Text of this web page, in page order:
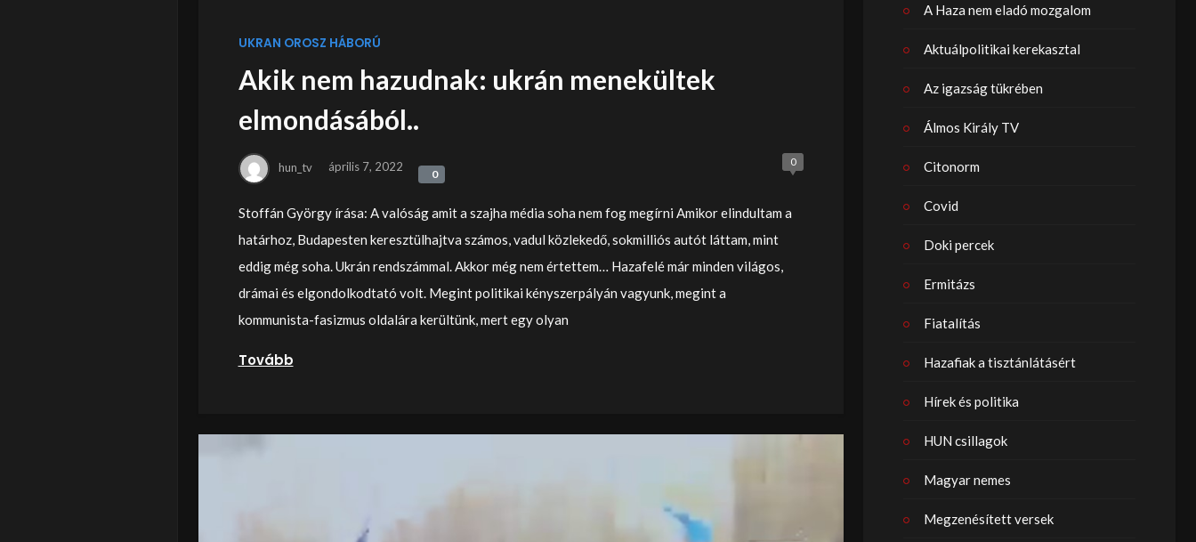
UKRAN OROSZ HÁBORÚ
Akik nem hazudnak: ukrán menekültek
elmondásából..
hun_tv április 7, 2022
0
0
Stoffán György írása: A valóság amit a szajha média soha nem fog megírni Amikor elindultam a
határhoz, Budapesten keresztülhajtva számos, vadul közlekedő, sokmilliós autót láttam, mint
eddig még soha. Ukrán rendszámmal. Akkor még nem értettem… Hazafelé már minden világos,
drámai és elgondolkodtató volt. Megint politikai kényszerpályán vagyunk, megint a
kommunista-fasizmus oldalára kerültünk, mert egy olyan
Tovább
A Haza nem eladó mozgalom
Aktuálpolitikai kerekasztal
Az igazság tükrében
Álmos Király TV
Citonorm
Covid
Doki percek
Ermitázs
Fiatalítás
Hazafiak a tisztánlátásért
Hírek és politika
HUN csillagok
Magyar nemes
Megzenésített versek